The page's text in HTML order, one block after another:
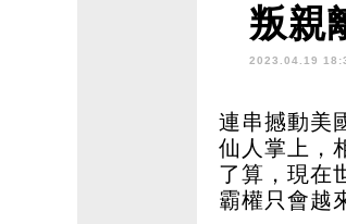
叛親
2023.04.19
連串撼動美
仙人掌上，
了算，現在
霸權只會越